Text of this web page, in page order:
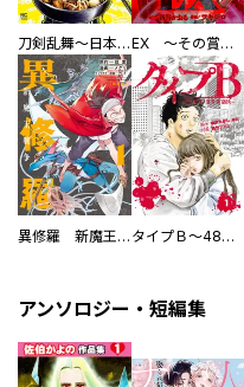
刀剣乱舞～日本号つれづれ酒～ EX ～その賞金稼ぎは、世界の出口を探す～【単行本版】
異修羅 新魔王戦争 タイプＢ～48時間後、致死率100％～【単話】
アンソロジー・短編集